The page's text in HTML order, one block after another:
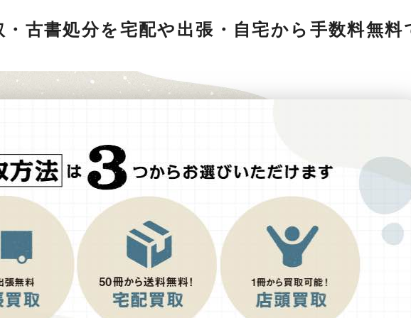
・古書処分を宅配や出張・自宅から手数料無料